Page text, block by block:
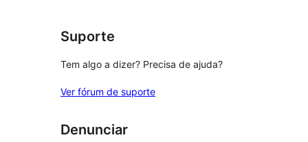
Suporte
Tem algo a dizer? Precisa de ajuda?
Ver fórum de suporte
Denunciar